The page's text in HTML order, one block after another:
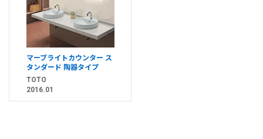
マーブライトカウンター ス
タンダード 陶器タイプ
TOTO
2016.01